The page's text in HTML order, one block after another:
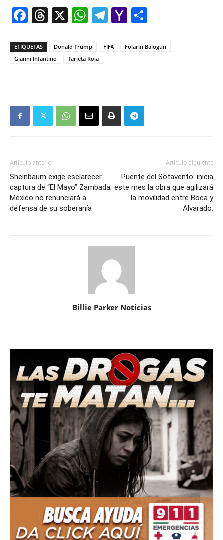
Facebook
Threads
X WhatsApp
Telegram
Yahoo
ETIQUETAS Donald Trump FIFA
Folarin Balogun
Gianni Infantino
Tarjeta Roja
Artículo anterior
Sheinbaum exige esclarecer
captura de “El Mayo” Zambada;
México no renunciará a
defensa de su soberanía
Artículo siguiente
Puente del Sotavento: inicia
este mes la obra que agilizará
la movilidad entre Boca y
Alvarado.
Billie Parker Noticias